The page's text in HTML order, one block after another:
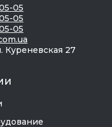
благодаря
на
полок,
высоту, чтобы
сделаны из
металла для
05
05
05
Куреневская 27